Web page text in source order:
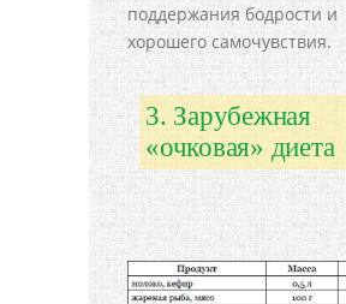
поддержания бодрости и
хорошего самочувствия.
3. Зарубежная
«очковая» диета